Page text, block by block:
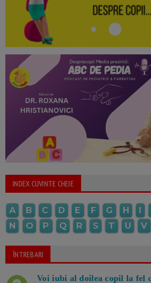
INDEX CUVINTE CHEIE
A B C D E F G H I
N
O P Q R S T U V
ÎNTREBARI
Voi iubi al doilea copil la fel